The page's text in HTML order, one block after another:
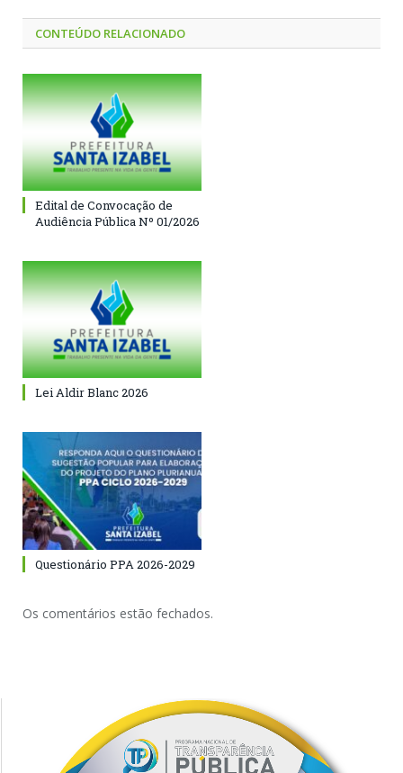
CONTEÚDO RELACIONADO
Edital de Convocação de
Audiência Pública Nº 01/2026
Lei Aldir Blanc 2026
Questionário PPA 2026-2029
Os comentários estão fechados.